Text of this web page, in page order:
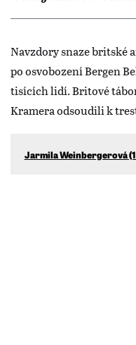
Navzdory snaze britské
po osvobození Bergen
tisících lidí. Britové
Kramera odsoudili k
Jarmila Weinbergerová